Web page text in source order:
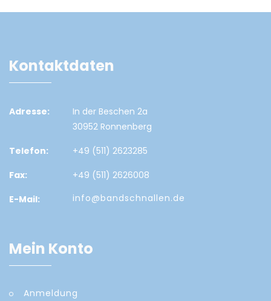
Kontaktdaten
Adresse:
In der Beschen 2a
30952 Ronnenberg
Telefon:
+49 (511) 2623285
Fax:
+49 (511) 2626008
E-Mail:
info@bandschnallen.de
Mein Konto
Anmeldung